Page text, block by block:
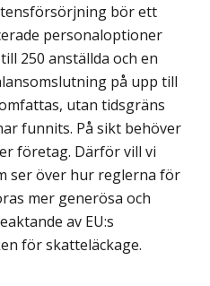
bör ett
personaloptioner
250 anställda och en
på upp till
utan tidsgräns
funnits. På sikt behöver
företag. Därför vill vi
ser över hur reglerna för
mer generösa och
av EU:s
för skatteläckage.